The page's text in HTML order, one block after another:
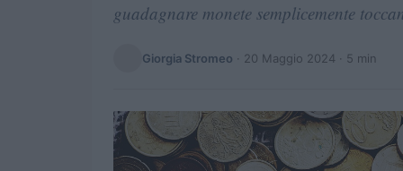
guadagnare monete semplicemente
Giorgia Stromeo · 20 Maggio 2024 · 5 min